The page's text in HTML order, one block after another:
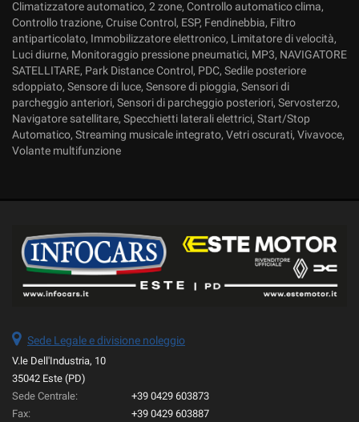
Climatizzatore automatico, 2 zone, Controllo automatico clima,
Controllo trazione, Cruise Control, ESP, Fendinebbia, Filtro
antiparticolato, Immobilizzatore elettronico, Limitatore di velocità,
Luci diurne, Monitoraggio pressione pneumatici, MP3, NAVIGATORE
SATELLITARE, Park Distance Control, PDC, Sedile posteriore
sdoppiato, Sensore di luce, Sensore di pioggia, Sensori di
parcheggio anteriori, Sensori di parcheggio posteriori, Servosterzo,
Navigatore satellitare, Specchietti laterali elettrici, Start/Stop
Automatico, Streaming musicale integrato, Vetri oscurati, Vivavoce,
Volante multifunzione
Sede Legale e divisione noleggio
V.le Dell'Industria, 10
35042 Este (PD)
Sede Centrale:
+39 0429 603873
Fax:
+39 0429 603887